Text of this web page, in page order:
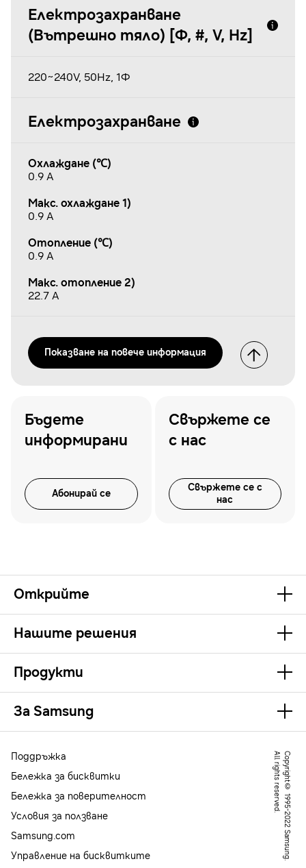
Електрозахранване
(Вътрешно тяло) [Φ, #, V, Hz]
220~240V, 50Hz, 1Φ
Електрозахранване
Охлаждане (℃)
0.9 A
Макс. охлаждане 1)
0.9 A
Отопление (℃)
0.9 A
Макс. отопление 2)
22.7 A
Показванe на повече информация
Бъдете
информирани
Абонирай се
Свържете се
с нас
Свържете се с
нас
Открийте
Нашите решения
Продукти
За Samsung
C
o
p
y
r
ig
h
t
©
1
9
9
5
-
2
0
2
2
S
a
m
s
u
n
g
.
A
l
l
r
ig
h
t
s
r
e
s
e
r
v
e
d
.
Поддръжка
Бележка за бисквитки
Бележка за поверителност
Условия за ползване
Samsung.com
Управление на бисквитките